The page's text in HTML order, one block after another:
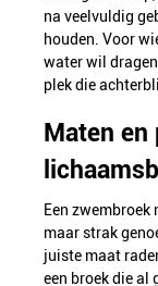
na veelvuldig
houden. Voor
water wil
plek die
Maten en
Een zwembroek
maar strak
juiste maat
een broek die al